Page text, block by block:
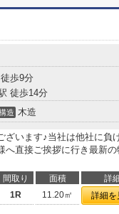
徒歩9分
徒歩14分
造 木造
ざいます♪当社は他社に負
へ直接ご挨拶に行き最新
間取り 面積 詳
1R 11.20㎡ 詳細を